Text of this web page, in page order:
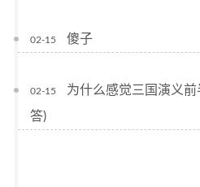
02-15 傻子
02-15
为什么感觉三国演义前
答)